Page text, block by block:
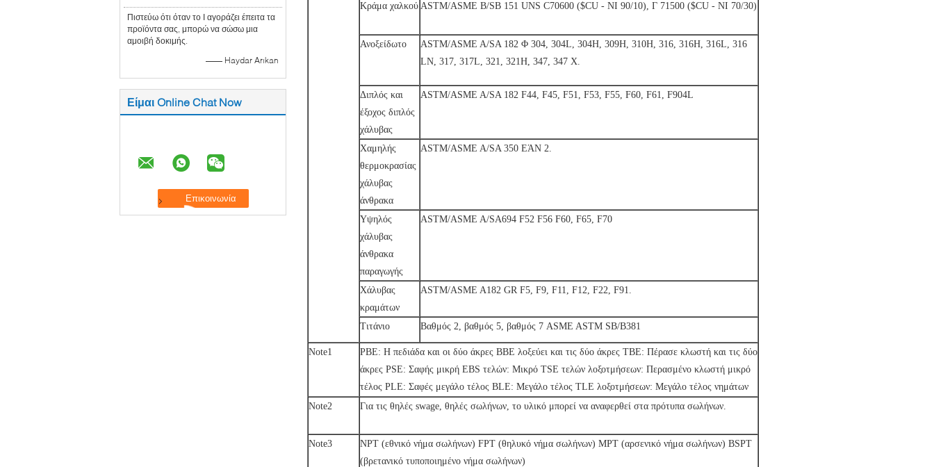
Πιστεύω ότι όταν το Ι αγοράζει έπειτα τα
προϊόντα σας, μπορώ να σώσω μια
αμοιβή δοκιμής.
—— Haydar Arıkan
Είμαι Online Chat Now
Κράμα χαλκού ASTM/ASME B/SB 151 UNS C70600 ($CU - ΝΙ 90/10), Γ 71500 ($CU - ΝΙ 70/30)
Ανοξείδωτο
ASTM/ASME A/SA 182 Φ 304, 304L, 304H, 309H, 310H, 316, 316H, 316L, 316
LN, 317, 317L, 321, 321H, 347, 347 Χ.
Διπλός και
έξοχος διπλός
χάλυβας
ASTM/ASME A/SA 182 F44, F45, F51, F53, F55, F60, F61, F904L
Χαμηλής
θερμοκρασίας
χάλυβας
άνθρακα
ASTM/ASME A/SA 350 ΕΆΝ 2.
Υψηλός
χάλυβας
άνθρακα
παραγωγής
ASTM/ASME A/SA694 F52 F56 F60, F65, F70
Χάλυβας
κραμάτων
ASTM/ASME A182 GR F5, F9, F11, F12, F22, F91.
Τιτάνιο Βαθμός 2, βαθμός 5, βαθμός 7 ASME ASTM SB/B381
Note1
PBE: Η πεδιάδα και οι δύο άκρες BBE λοξεύει και τις δύο άκρες TBE: Πέρασε κλωστή και τις δύο
άκρες PSE: Σαφής μικρή EBS τελών: Μικρό TSE τελών λοξοτμήσεων: Περασμένο κλωστή μικρό
τέλος PLE: Σαφές μεγάλο τέλος BLE: Μεγάλο τέλος TLE λοξοτμήσεων: Μεγάλο τέλος νημάτων
Note2
Για τις θηλές swage, θηλές σωλήνων, το υλικό μπορεί να αναφερθεί στα πρότυπα σωλήνων.
Note3
NPT (εθνικό νήμα σωλήνων) FPT (θηλυκό νήμα σωλήνων) MPT (αρσενικό νήμα σωλήνων) BSPT
(βρετανικό τυποποιημένο νήμα σωλήνων)